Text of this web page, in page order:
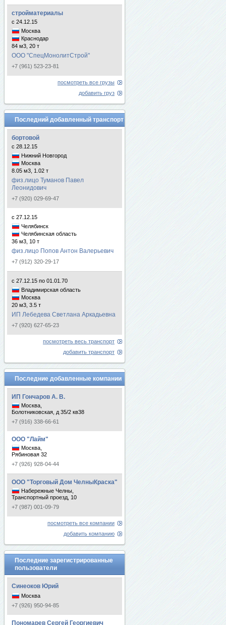
стройматериалы
с 24.12.15
Москва
Краснодар
84 м3, 20 т
ООО "СпецМонолитСтрой"
+7 (961) 523-23-81
посмотреть все грузы
добавить груз
Последний добавленный транспорт
бортовой
с 28.12.15
Нижний Новгород
Москва
8.05 м3, 1.02 т
физ.лицо Туманов Павел
Леонидович
+7 (920) 029-69-47
с 27.12.15
Челябинск
Челябинская область
36 м3, 10 т
физ.лицо Попов Антон Валерьевич
+7 (912) 320-29-17
с 27.12.15 по 01.01.70
Владимирская область
Москва
20 м3, 3.5 т
ИП Лебедева Светлана Аркадьевна
+7 (920) 627-65-23
посмотреть весь транспорт
добавить транспорт
Последние добавленные компании
ИП Гончаров А. В.
Москва,
Болотниковская, д 35/2 кв38
+7 (916) 338-66-61
ООО "Лайм"
Москва,
Рябиновая 32
+7 (926) 928-04-44
ООО "Торговый Дом ЧелныКраска"
Набережные Челны,
Транспортный проезд, 10
+7 (987) 001-09-79
посмотреть все компании
добавить компанию
Последние зарегистрированные
пользователи
Синеоков Юрий
Москва
+7 (926) 950-94-85
Пономарев Сергей Георгиевич